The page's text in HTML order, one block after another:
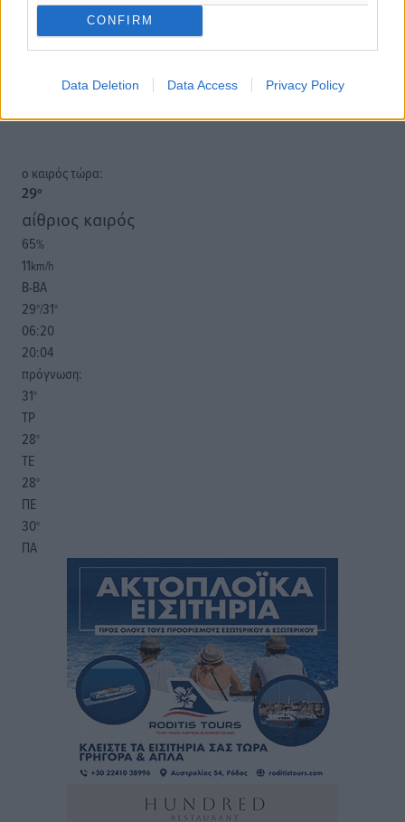
CONFIRM
Data Deletion Data Access Privacy Policy
ιστοσελίδες είναι απαραίτητη η χρήση του παρακάτω
παρεχόμενου συνδέσμου παραπομπής προς το άρθρο
της Δημοκρατικής.
o καιρός τώρα:
29°
αίθριος καιρός
65%
11km/h
Β-ΒΑ
29°/31°
06:20
20:04
πρόγνωση:
31°
ΤΡ
28°
ΤΕ
28°
ΠΕ
30°
ΠΑ